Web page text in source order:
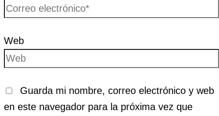
Web
Guarda mi nombre, correo electrónico y web
en este navegador para la próxima vez que